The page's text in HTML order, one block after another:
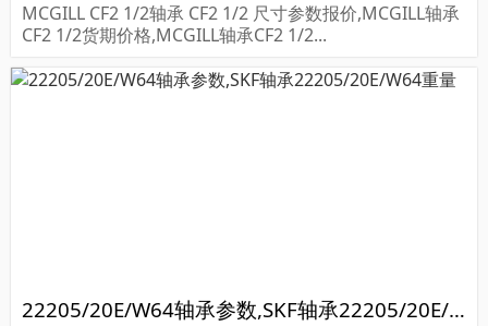
MCGILL CF2 1/2轴承 CF2 1/2 尺寸参数报价,MCGILL轴承
CF2 1/2货期价格,MCGILL轴承CF2 1/2...
22205/20E/W64轴承参数,SKF轴承22205/20E/W64重量